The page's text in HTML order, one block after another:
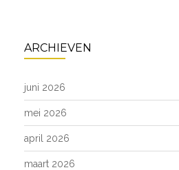
ARCHIEVEN
juni 2026
mei 2026
april 2026
maart 2026